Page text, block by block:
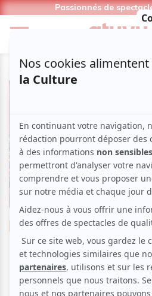
Passionnés de
Musique Musique du monde
BIM (Benin
Musical) -